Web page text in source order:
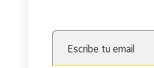
Escribe tu email